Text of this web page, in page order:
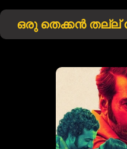
ഒരു തെക്കൻ തല്ല്